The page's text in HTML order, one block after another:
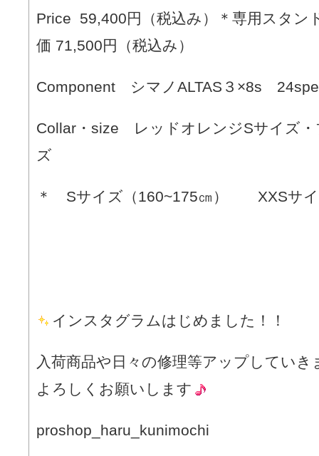
Price 59,400円（税込み）＊専用スタン
価 71,500円（税込み）
Component シマノALTAS３×8s
Collar・size レッドオレンジSサイズ・
ズ
＊ Sサイズ（160~175㎝） XXSサイ
インスタグラムはじめました！！
入荷商品や日々の修理等アップしてい
よろしくお願いします
proshop_haru_kunimochi